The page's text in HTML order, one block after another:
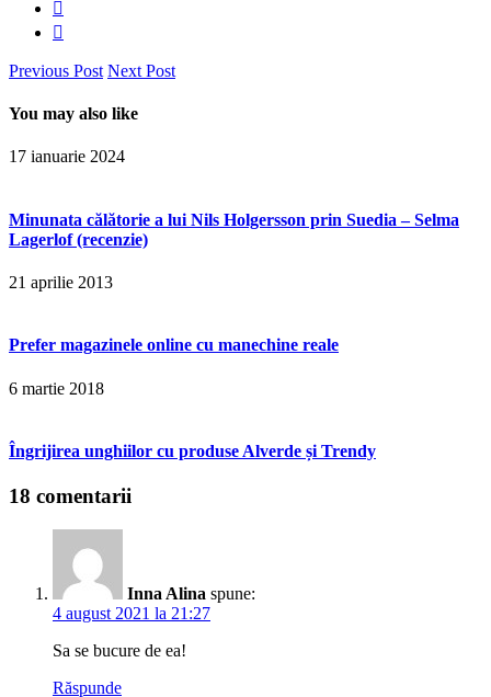
Previous Post Next Post
You may also like
17 ianuarie 2024
Minunata călătorie a lui Nils Holgersson prin Suedia – Selma
Lagerlof (recenzie)
21 aprilie 2013
Prefer magazinele online cu manechine reale
6 martie 2018
Îngrijirea unghiilor cu produse Alverde și Trendy
18 comentarii
Inna Alina spune:
4 august 2021 la 21:27
Sa se bucure de ea!
Răspunde